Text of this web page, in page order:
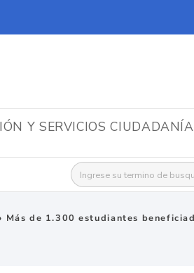
Y SERVICIOS CIUDADANÍA
Buscar:
Más de 1.300 estudiantes